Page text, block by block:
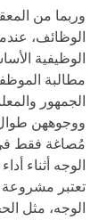
وربما من
الوظائف،
الوظيفية
مطالبة
الجمهور
ووجوههن
مُصاغة فقط
الوجه أثناء
تعتبر مشروعة
الوجه، مثل